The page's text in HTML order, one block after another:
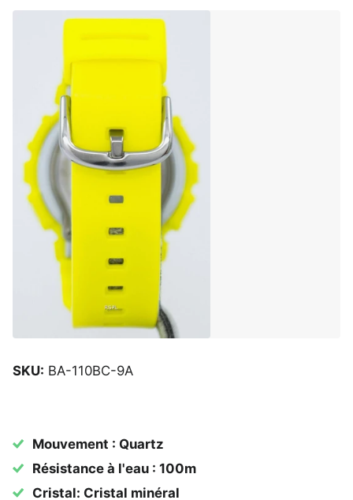
SKU: BA-110BC-9A
Mouvement : Quartz
Résistance à l'eau : 100m
Cristal: Cristal minéral